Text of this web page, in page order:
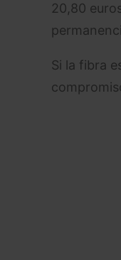
20,80
Si la fibra